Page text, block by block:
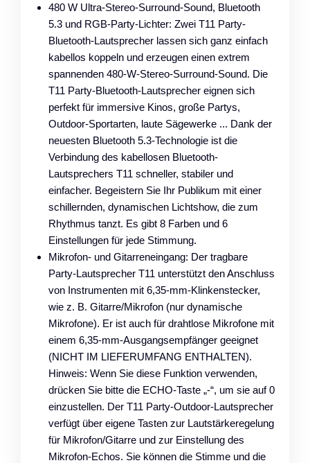
480 W Ultra-Stereo-Surround-Sound, Bluetooth
5.3 und RGB-Party-Lichter: Zwei T11 Party-
Bluetooth-Lautsprecher lassen sich ganz einfach
kabellos koppeln und erzeugen einen extrem
spannenden 480-W-Stereo-Surround-Sound. Die
T11 Party-Bluetooth-Lautsprecher eignen sich
perfekt für immersive Kinos, große Partys,
Outdoor-Sportarten, laute Sägewerke ... Dank der
neuesten Bluetooth 5.3-Technologie ist die
Verbindung des kabellosen Bluetooth-
Lautsprechers T11 schneller, stabiler und
einfacher. Begeistern Sie Ihr Publikum mit einer
schillernden, dynamischen Lichtshow, die zum
Rhythmus tanzt. Es gibt 8 Farben und 6
Einstellungen für jede Stimmung.
Mikrofon- und Gitarreneingang: Der tragbare
Party-Lautsprecher T11 unterstützt den Anschluss
von Instrumenten mit 6,35-mm-Klinkenstecker,
wie z. B. Gitarre/Mikrofon (nur dynamische
Mikrofone). Er ist auch für drahtlose Mikrofone mit
einem 6,35-mm-Ausgangsempfänger geeignet
(NICHT IM LIEFERUMFANG ENTHALTEN).
Hinweis: Wenn Sie diese Funktion verwenden,
drücken Sie bitte die ECHO-Taste „-“, um sie auf 0
einzustellen. Der T11 Party-Outdoor-Lautsprecher
verfügt über eigene Tasten zur Lautstärkeregelung
für Mikrofon/Gitarre und zur Einstellung des
Mikrofon-Echos. Sie können die Stimme und die